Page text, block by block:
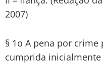
2007)
§ 1o A pena por
cumprida